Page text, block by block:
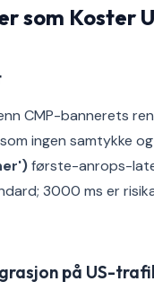
som Koster
CMP-bannerets
ingen samtykke
første-anrops-
3000 ms er
på US-